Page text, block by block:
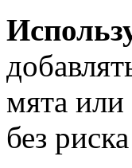
мята или
без